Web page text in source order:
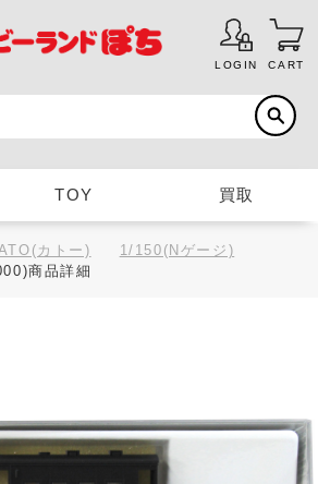
LOGIN CART
TOY 買取
カトー)
1/150(Nゲージ)
商品詳細